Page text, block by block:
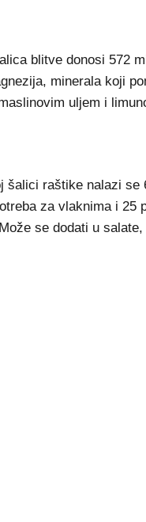
blitve donosi 572
minerala koji
uljem i
šalici raštike nalazi
za vlaknima i
se dodati u